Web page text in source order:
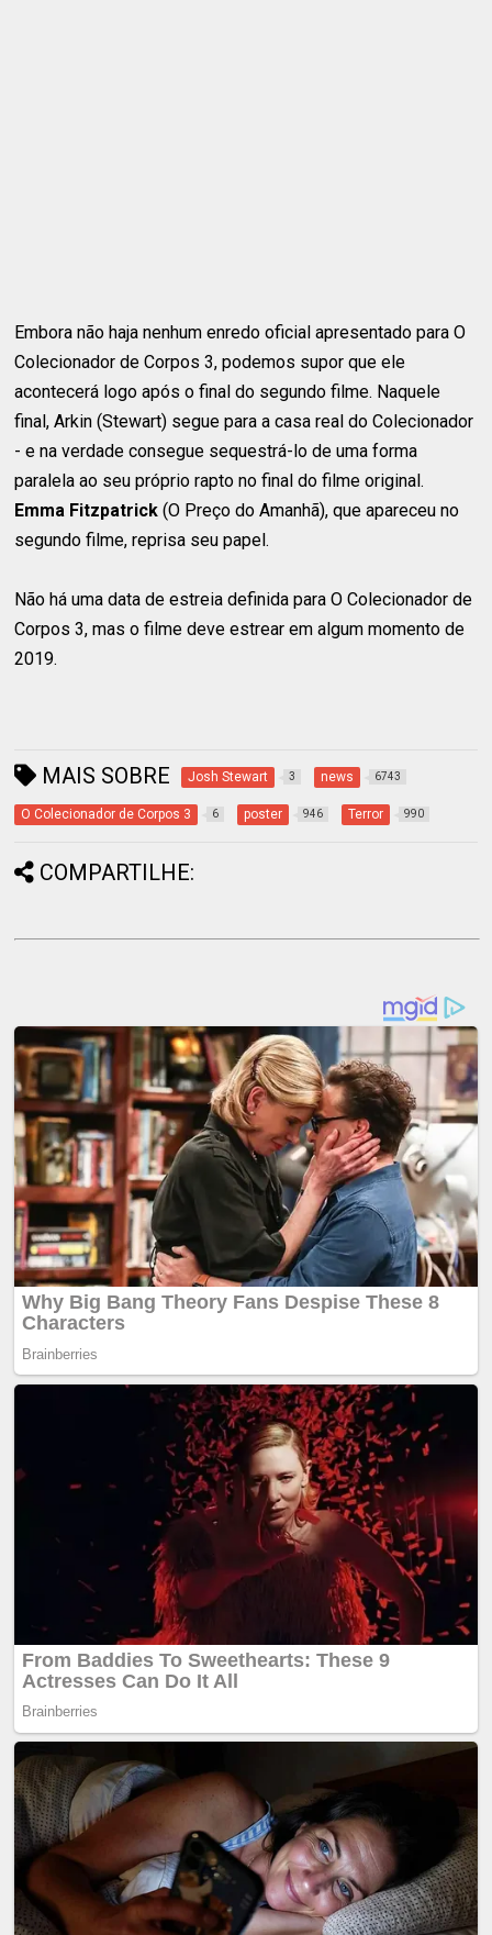
Embora não haja nenhum enredo oficial apresentado para O
Colecionador de Corpos 3, podemos supor que ele
acontecerá logo após o final do segundo filme. Naquele
final, Arkin (Stewart) segue para a casa real do Colecionador
- e na verdade consegue sequestrá-lo de uma forma
paralela ao seu próprio rapto no final do filme original.
Emma Fitzpatrick (O Preço do Amanhã), que apareceu no
segundo filme, reprisa seu papel.
Não há uma data de estreia definida para O Colecionador de
Corpos 3, mas o filme deve estrear em algum momento de
2019.
MAIS SOBRE Josh Stewart 3 news 6743
O Colecionador de Corpos 3 6 poster 946 Terror 990
COMPARTILHE: